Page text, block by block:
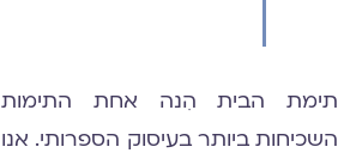
תימת הבית הִנה אחת התימות
השכיחות ביותר בעיסוק הספרותי. אנו